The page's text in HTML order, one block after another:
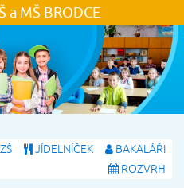
a MŠ BRODCE
JÍDELNÍČEK
BAKALÁŘI
ROZVRH